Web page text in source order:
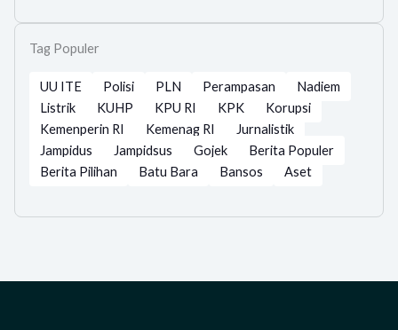
Tag Populer
UU ITE Polisi PLN Perampasan
Nadiem
Listrik
KUHP KPU RI KPK
Korupsi
Kemenperin RI
Kemenag RI
Jurnalistik
Jampidus
Jampidsus Gojek
Berita Populer
Berita Pilihan
Batu Bara Bansos Aset